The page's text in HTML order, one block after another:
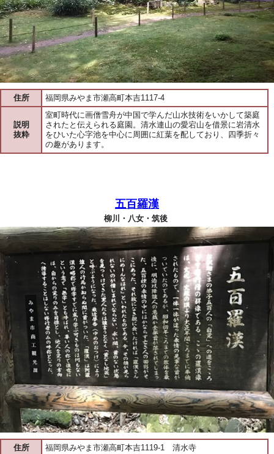
住所 福岡県みやま市瀬高町本吉1117-4
説明
抜粋
室町時代に画僧雪舟が中国で学んだ山水技術をいかして築庭
されたと伝えられる庭園。清水連山の愛宕山を借景に岩清水
をひいた心字池を中心に周囲に紅葉を配しており、四季折々
の趣があります。
五百羅漢
柳川・八女・筑後
住所
福岡県みやま市瀬高町本吉1119-1 清水寺